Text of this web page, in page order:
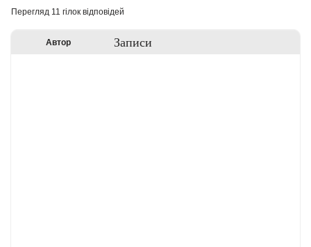
Перегляд 11 гілок відповідей
Автор Записи